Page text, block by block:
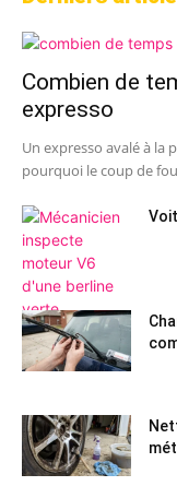
Combien de
expresso
Un expresso avalé à la
pourquoi le coup de